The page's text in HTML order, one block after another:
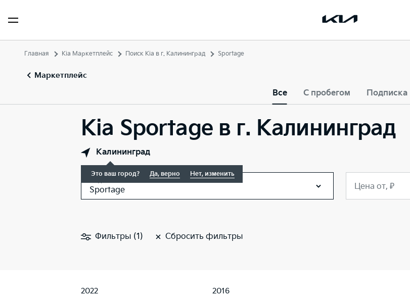
Главная Kia Маркетплейс Поиск Kia в г. Калининград Sportage
Маркетплейс
Все
С пробегом Подписка
Kia Sportage в г. Калининград
Калининград
Это ваш город? Да, верно
Нет, изменить
Sportage Цена от, ₽
Фильтры (1) Сбросить фильтры
2022 2016